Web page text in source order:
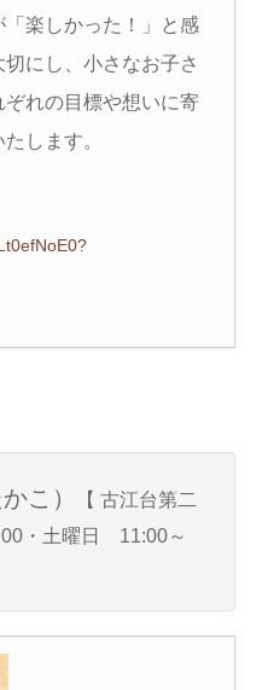
楽しかった！」と感
にし、小さなお子さ
れの目標や想いに寄
します。
こ）
【 古江台第二
・土曜日 11:00～